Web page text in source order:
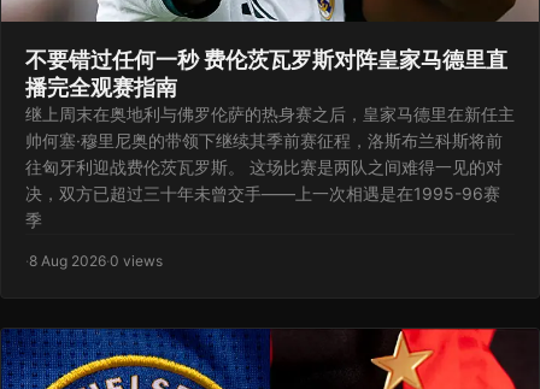
不要错过任何一秒 费伦茨瓦罗斯对阵皇家马德里直
播完全观赛指南
继上周末在奥地利与佛罗伦萨的热身赛之后，皇家马德里在新任主
帅何塞·穆里尼奥的带领下继续其季前赛征程，洛斯布兰科斯将前
往匈牙利迎战费伦茨瓦罗斯。 这场比赛是两队之间难得一见的对
决，双方已超过三十年未曾交手——上一次相遇是在1995-96赛
季
·8 Aug 2026·0 views